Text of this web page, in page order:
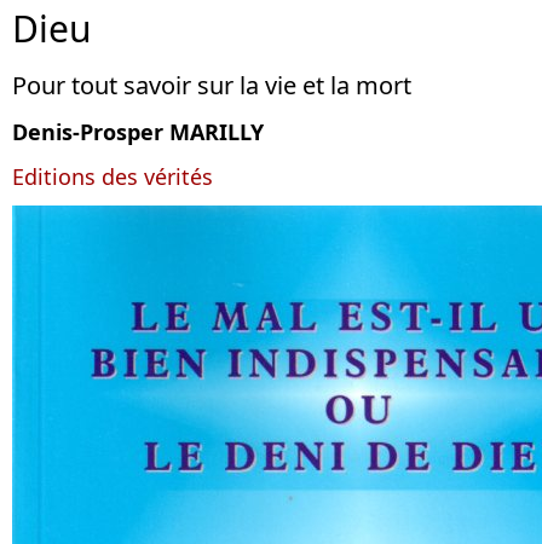
Dieu
Pour tout savoir sur la vie et la mort
Denis-Prosper MARILLY
Editions des vérités